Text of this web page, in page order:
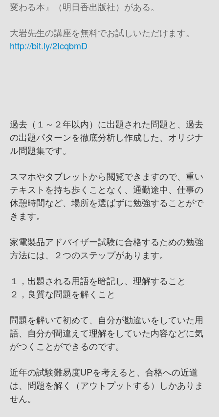
変わる本』（明日香出版社）がある。
大岩先生の講座を無料でお試しいただけます。
http://bit.ly/2IcqbmD
過去（１～２年以内）に出題された問題と、過去
の出題パターンを徹底分析し作成した、オリジナ
ル問題集です。
スマホやタブレットから閲覧できますので、重い
テキストを持ち歩くことなく、通勤途中、仕事の
休憩時間など、場所を選ばずに勉強することがで
きます。
家電製品アドバイザー試験に合格するための勉強
方法には、２つのステップがあります。
１，出題される用語を暗記し、理解すること
２，良質な問題を解くこと
問題を解いて初めて、自分が勘違いをしていた用
語、自分が間違えて理解をしていた内容などに気
がつくことができるのです。
近年の試験難易度UPを考えると、合格への近道
は、問題を解く（アウトプットする）しかありま
せん。